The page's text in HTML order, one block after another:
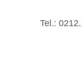
Tel.: 0212.